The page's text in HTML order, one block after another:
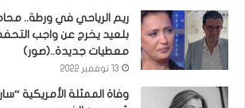
ريم الرياحي في ورطة..
بلعيد يخرج عن واجب
معطيات جديدة..(صور)
13 نوفمبر 2022
وفاة الممثلة الأمريكية